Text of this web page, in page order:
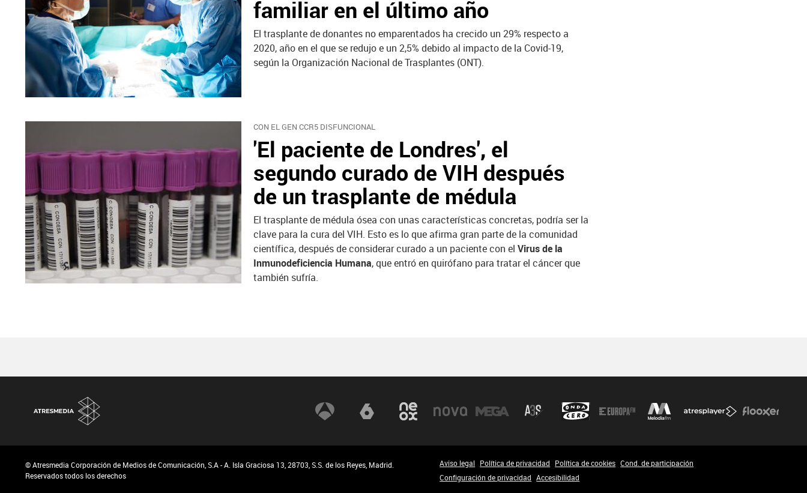
familiar en el último año
El trasplante de donantes no emparentados ha crecido un 29% respecto a
2020, año en el que se redujo e un 2,5% debido al impacto de la Covid-19,
según la Organización Nacional de Trasplantes (ONT).
CON EL GEN CCR5 DISFUNCIONAL
'El paciente de Londres', el
segundo curado de VIH después
de un trasplante de médula
El trasplante de médula ósea con unas características concretas, podría ser la
clave para la cura del VIH. Esto es lo que afirma gran parte de la comunidad
científica, después de considerar curado a un paciente con el Virus de la
Inmunodeficiencia Humana, que entró en quirófano para tratar el cáncer que
también sufría.
© Atresmedia Corporación de Medios de Comunicación, S.A - A. Isla Graciosa 13, 28703, S.S. de los Reyes, Madrid.
Reservados todos los derechos
Aviso legal Política de privacidad Política de cookies Cond. de participación
Configuración de privacidad Accesibilidad